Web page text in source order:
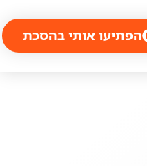
הפתיעו אותי בהסכת